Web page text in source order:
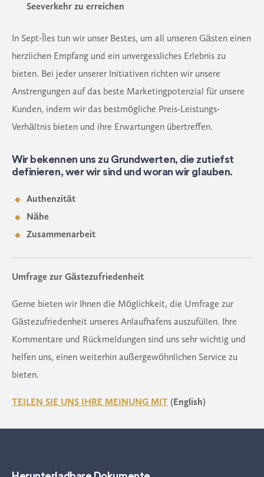
Seeverkehr zu erreichen
In Sept-Îles tun wir unser Bestes, um all unseren Gästen einen
herzlichen Empfang und ein unvergessliches Erlebnis zu
bieten. Bei jeder unserer Initiativen richten wir unsere
Anstrengungen auf das beste Marketingpotenzial für unsere
Kunden, indem wir das bestmögliche Preis-Leistungs-
Verhältnis bieten und ihre Erwartungen übertreffen.
Wir bekennen uns zu Grundwerten, die zutiefst
definieren, wer wir sind und woran wir glauben.
Authenzität
Nähe
Zusammenarbeit
Umfrage zur Gästezufriedenheit
Gerne bieten wir Ihnen die Möglichkeit, die Umfrage zur
Gästezufriedenheit unseres Anlaufhafens auszufüllen. Ihre
Kommentare und Rückmeldungen sind uns sehr wichtig und
helfen uns, einen weiterhin außergewöhnlichen Service zu
bieten.
TEILEN SIE UNS IHRE MEINUNG MIT (English)